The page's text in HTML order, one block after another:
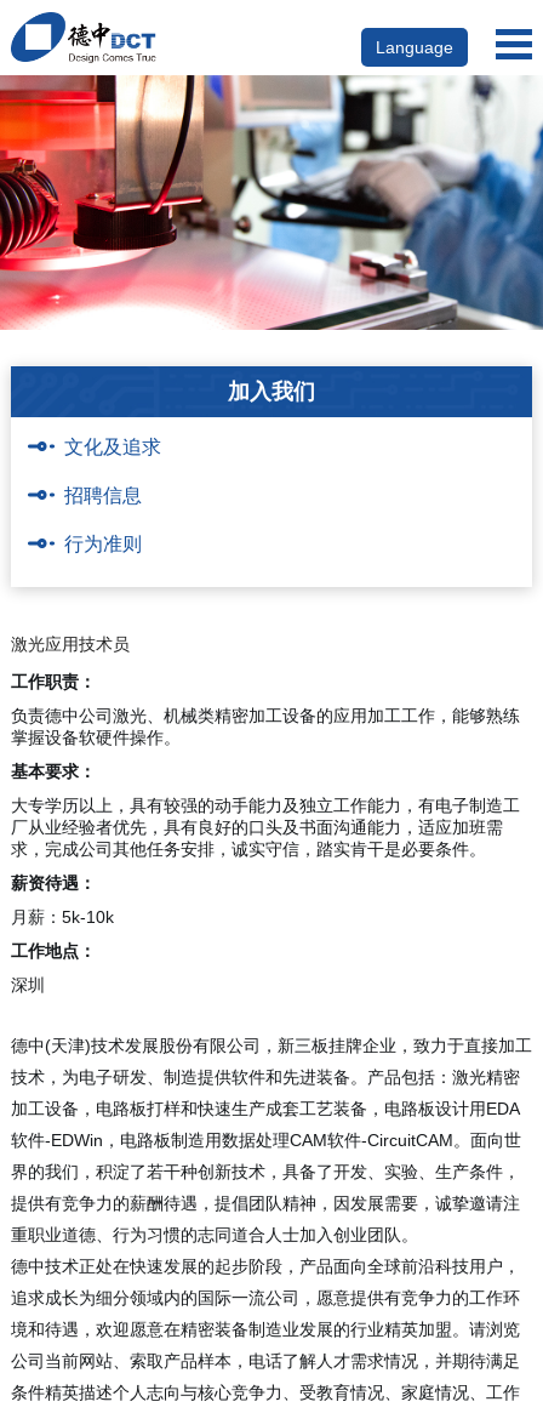
Language
加入我们
文化及追求
招聘信息
行为准则
激光应用技术员
工作职责：
负责德中公司激光、机械类精密加工设备的应用加工工作，能够熟练
掌握设备软硬件操作。
基本要求：
大专学历以上，具有较强的动手能力及独立工作能力，有电子制造工
厂从业经验者优先，具有良好的口头及书面沟通能力，适应加班需
求，完成公司其他任务安排，诚实守信，踏实肯干是必要条件。
薪资待遇：
月薪：5k-10k
工作地点：
深圳
德中(天津)技术发展股份有限公司，新三板挂牌企业，致力于直接加工
技术，为电子研发、制造提供软件和先进装备。产品包括：激光精密
加工设备，电路板打样和快速生产成套工艺装备，电路板设计用EDA
软件-EDWin，电路板制造用数据处理CAM软件-CircuitCAM。面向世
界的我们，积淀了若干种创新技术，具备了开发、实验、生产条件，
提供有竞争力的薪酬待遇，提倡团队精神，因发展需要，诚挚邀请注
重职业道德、行为习惯的志同道合人士加入创业团队。
德中技术正处在快速发展的起步阶段，产品面向全球前沿科技用户，
追求成长为细分领域内的国际一流公司，愿意提供有竞争力的工作环
境和待遇，欢迎愿意在精密装备制造业发展的行业精英加盟。请浏览
公司当前网站、索取产品样本，电话了解人才需求情况，并期待满足
条件精英描述个人志向与核心竞争力、受教育情况、家庭情况、工作